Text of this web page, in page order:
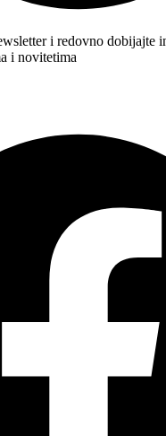
i redovno dobijajte
i novitetima